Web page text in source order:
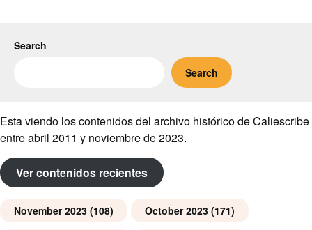
Search
Search
Esta viendo los contenidos del archivo histórico de Caliescribe
entre abril 2011 y noviembre de 2023.
Ver contenidos recientes
November 2023 (108) October 2023 (171)